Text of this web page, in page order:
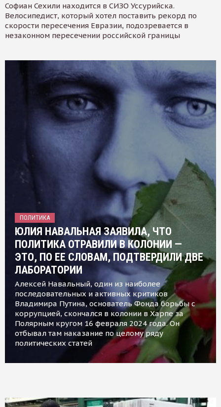
Софиан Сехили находится в СИЗО Уссурийска.
Велосипедист, который хотел поставить рекорд по
скорости пересечения Евразии, подозревается в
незаконном пересечении российской границы
ПОЛИТИКА
ЮЛИЯ НАВАЛЬНАЯ ЗАЯВИЛА, ЧТО
ПОЛИТИКА ОТРАВИЛИ В КОЛОНИИ —
ЭТО, ПО ЕЕ СЛОВАМ, ПОДТВЕРДИЛИ ДВЕ
ЛАБОРАТОРИИ
Алексей Навальный, один из наиболее
последовательных и активных критиков
Владимира Путина, основатель Фонда борьбы с
коррупцией, скончался в колонии в Харпе за
Полярным кругом 16 февраля 2024 года. Он
отбывал там наказание по целому ряду
политических статей